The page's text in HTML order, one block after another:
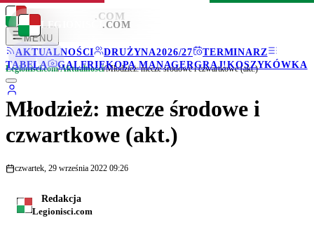
LEGIONISCI .COM
MENU
AKTUALNOŚCI
DRUŻYNA2026/27
TERMINARZ
TABELA
GALERIEKOPA MANAGERGRAJ!KOSZYKÓWKA
LEGIONISCI .COM
Legionisci.com/Aktualności/Młodzież: mecze środowe i czwartkowe (akt.)
Młodzież: mecze środowe i
czwartkowe (akt.)
czwartek, 29 września 2022 09:26
Redakcja
Legionisci.com